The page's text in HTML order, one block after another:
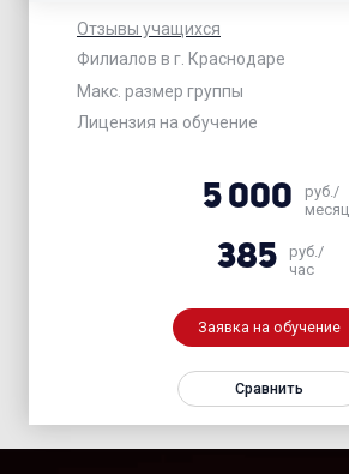
Отзывы учащихся
Филиалов в г. Краснодаре
Макс. размер группы
Лицензия на обучение
5 000
руб./
месяц
385
руб./
час
Заявка на обучение
Сравнить